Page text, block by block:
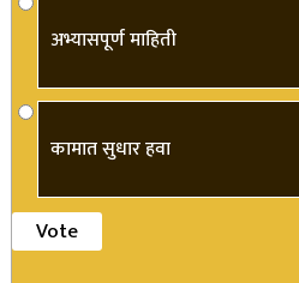
अभ्यासपूर्ण माहिती
कामात सुधार हवा